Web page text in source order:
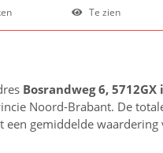
Te zien
Bosrandweg 6, 5712GX
Noord-Brabant. De
gemiddelde waardering